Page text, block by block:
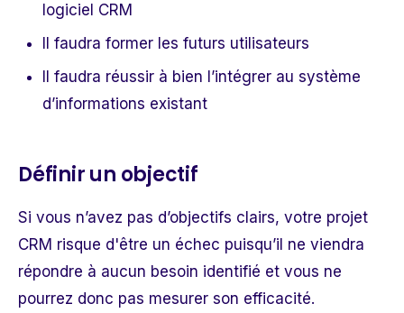
logiciel CRM
Il faudra former les futurs utilisateurs
Il faudra réussir à bien l’intégrer au système
d’informations existant
Définir un objectif
Si vous n’avez pas d’objectifs clairs, votre projet
CRM risque d'être un échec puisqu’il ne viendra
répondre à aucun besoin identifié et vous ne
pourrez donc pas mesurer son efficacité.